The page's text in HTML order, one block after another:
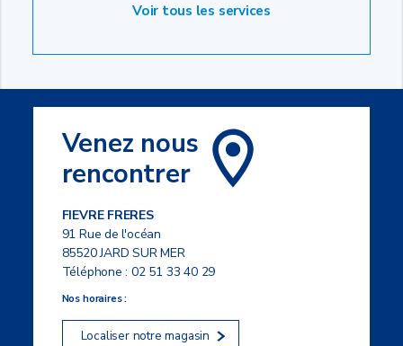
Voir tous les services
Venez nous
rencontrer
FIEVRE FRERES
91 Rue de l'océan
85520 JARD SUR MER
Téléphone :02 51 33 40 29
Nos horaires :
Localiser notre magasin